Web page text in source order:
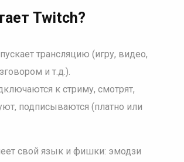
Twitch?
трансляцию (игру, видео,
и т.д.).
к стриму, смотрят,
подписываются (платно или
свой язык и фишки: эмодзи